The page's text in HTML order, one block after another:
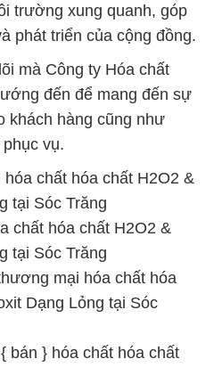
trường xung quanh, góp
phát triển của cộng đồng.
mà Công ty Hóa chất
đến để mang đến sự
khách hàng cũng như
vụ.
chất hóa chất H2O2 &
tại Sóc Trăng
chất hóa chất H2O2 &
tại Sóc Trăng
mại hóa chất hóa
Dạng Lỏng tại Sóc
bán } hóa chất hóa chất